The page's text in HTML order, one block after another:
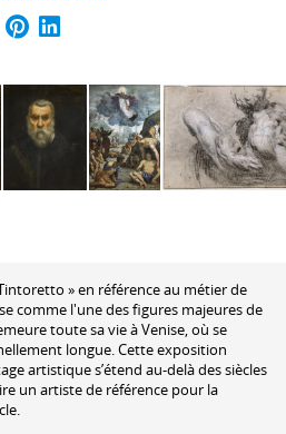
» en référence au métier de
comme l'une des figures majeures de
toute sa vie à Venise, où se
longue. Cette exposition
artistique s’étend au-delà des siècles
un artiste de référence pour la